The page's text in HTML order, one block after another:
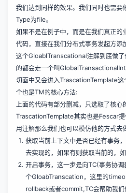
我们达到同样的效果。我们同时也需
Type为file。
如果不是在例子中，而是在我们真正的
代码，直接在我们分布式事务发起方添
这个GloablTranscational注解到底做
的都会走一个叫
切面中又会进入TrascationTemplate
个也是TM的核心方法:
上面的代码有部分删减，只选取了核心
TrascationTemplate其实也是Fescar
用注解那么我们也可以模仿他的方式去
获取当前上下文中是否已经有事务
去实现的，如果有则获取当前的，
开启事务，这一步是向TC(事务协
个GloabTranscation，这里的
rollback或者commit,TC会帮助我们